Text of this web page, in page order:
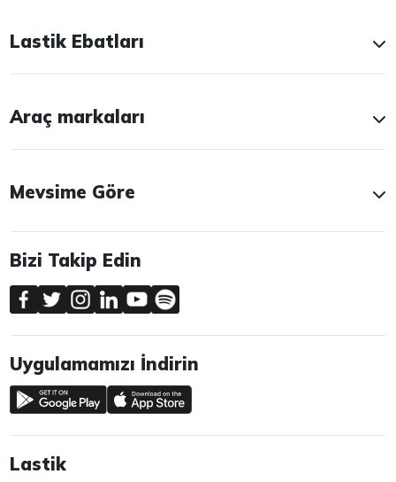
Lastik Ebatları
Araç markaları
Mevsime Göre
Bizi Takip Edin
Uygulamamızı İndirin
Lastik